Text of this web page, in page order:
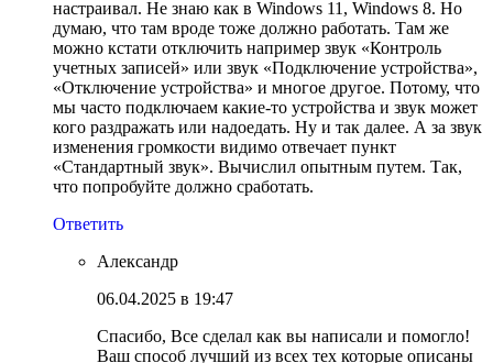
настраивал. Не знаю как в Windows 11, Windows 8. Но
думаю, что там вроде тоже должно работать. Там же
можно кстати отключить например звук «Контроль
учетных записей» или звук «Подключение устройства»,
«Отключение устройства» и многое другое. Потому, что
мы часто подключаем какие-то устройства и звук может
кого раздражать или надоедать. Ну и так далее. А за звук
изменения громкости видимо отвечает пункт
«Стандартный звук». Вычислил опытным путем. Так,
что попробуйте должно сработать.
Ответить
Александр
06.04.2025 в 19:47
Спасибо, Все сделал как вы написали и помогло!
Ваш способ лучший из всех тех которые описаны